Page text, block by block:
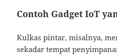
Contoh Gadget IoT
Kulkas pintar, misalnya,
sekadar tempat